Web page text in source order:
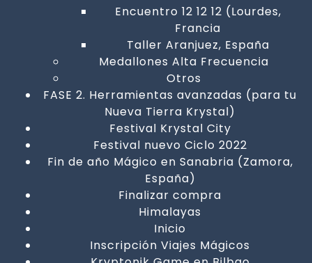
Encuentro 12 12 12 (Lourdes,
Francia
Taller Aranjuez, España
Medallones Alta Frecuencia
Otros
FASE 2. Herramientas avanzadas (para tu
Nueva Tierra Krystal)
Festival Krystal City
Festival nuevo Ciclo 2022
Fin de año Mágico en Sanabria (Zamora,
España)
Finalizar compra
Himalayas
Inicio
Inscripción Viajes Mágicos